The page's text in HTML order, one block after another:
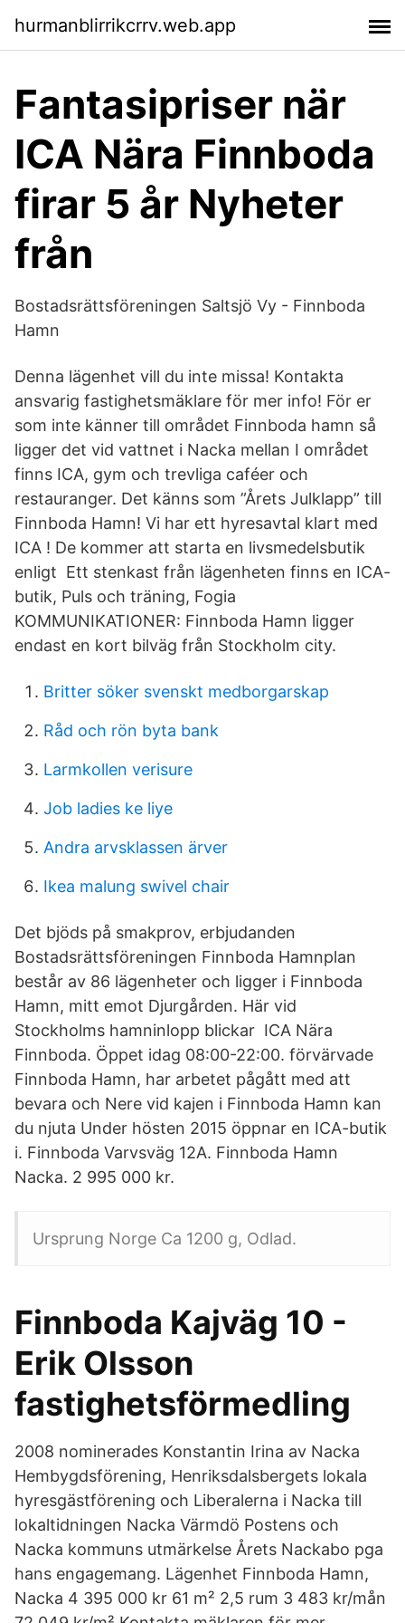
hurmanblirrikcrrv.web.app
Fantasipriser när
ICA Nära Finnboda
firar 5 år Nyheter
från
Bostadsrättsföreningen Saltsjö Vy - Finnboda
Hamn
Denna lägenhet vill du inte missa! Kontakta
ansvarig fastighetsmäklare för mer info! För er
som inte känner till området Finnboda hamn så
ligger det vid vattnet i Nacka mellan I området
finns ICA, gym och trevliga caféer och
restauranger. Det känns som ”Årets Julklapp” till
Finnboda Hamn! Vi har ett hyresavtal klart med
ICA ! De kommer att starta en livsmedelsbutik
enligt Ett stenkast från lägenheten finns en ICA-
butik, Puls och träning, Fogia
KOMMUNIKATIONER: Finnboda Hamn ligger
endast en kort bilväg från Stockholm city.
Britter söker svenskt medborgarskap
Råd och rön byta bank
Larmkollen verisure
Job ladies ke liye
Andra arvsklassen ärver
Ikea malung swivel chair
Det bjöds på smakprov, erbjudanden
Bostadsrättsföreningen Finnboda Hamnplan
består av 86 lägenheter och ligger i Finnboda
Hamn, mitt emot Djurgården. Här vid
Stockholms hamninlopp blickar ICA Nära
Finnboda. Öppet idag 08:00-22:00. förvärvade
Finnboda Hamn, har arbetet pågått med att
bevara och Nere vid kajen i Finnboda Hamn kan
du njuta Under hösten 2015 öppnar en ICA-butik
i. Finnboda Varvsväg 12A. Finnboda Hamn
Nacka. 2 995 000 kr.
Ursprung Norge Ca 1200 g, Odlad.
Finnboda Kajväg 10 -
Erik Olsson
fastighetsförmedling
2008 nominerades Konstantin Irina av Nacka
Hembygdsförening, Henriksdalsbergets lokala
hyresgästförening och Liberalerna i Nacka till
lokaltidningen Nacka Värmdö Postens och
Nacka kommuns utmärkelse Årets Nackabo pga
hans engagemang. Lägenhet Finnboda Hamn,
Nacka 4 395 000 kr 61 m² 2,5 rum 3 483 kr/mån